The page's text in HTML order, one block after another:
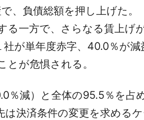
、負債総額を押し上げた。
一方で、さらなる賃上げ
が単年度赤字、40.0％が減
が危惧される。
％減）と全体の95.5％を占
決済条件の変更を求める